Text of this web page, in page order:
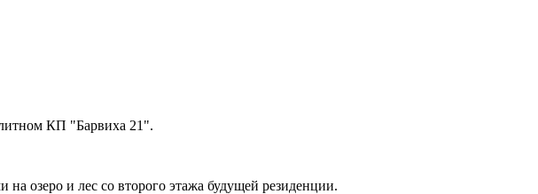
КП "Барвиха 21".
озеро и лес со второго этажа будущей резиденции.